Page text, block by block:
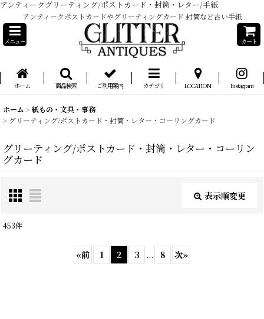
アンティークグリーティング/ポストカード・封筒・レター/手紙
アンティークポストカードやグリーティングカード 封筒など古い手紙
メニュー カート
ホーム 商品検索 ご利用案内 カテゴリ LOCATION Instagram
ホーム > 紙もの・文具・事務
> グリーティング/ポストカード・封筒・レター・コーリングカード
グリーティング/ポストカード・封筒・レター・コーリン
グカード
表示順変更
閉じる
453件
«前 1 2 3 ... 8 次»